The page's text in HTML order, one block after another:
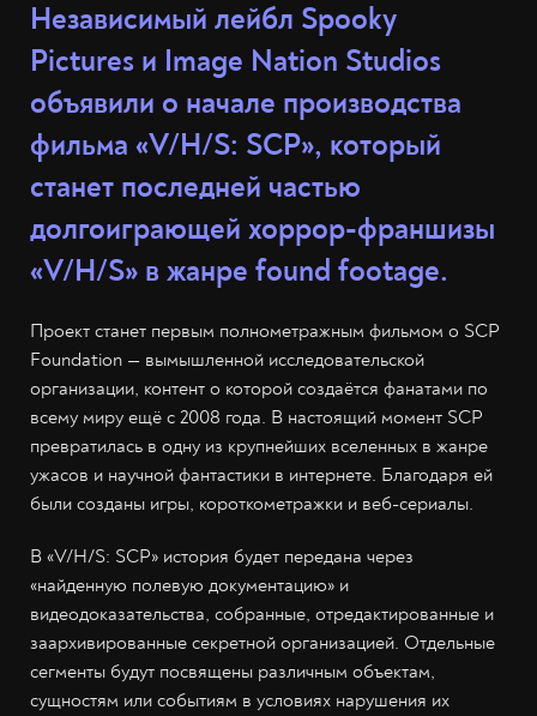
Независимый лейбл Spooky
Pictures и Image Nation Studios
объявили о начале производства
фильма «V/H/S: SCP», который
станет последней частью
долгоиграющей хоррор-франшизы
«V/H/S» в жанре found footage.
Проект станет первым полнометражным фильмом о SCP
Foundation — вымышленной исследовательской
организации, контент о которой создаётся фанатами по
всему миру ещё с 2008 года. В настоящий момент SCP
превратилась в одну из крупнейших вселенных в жанре
ужасов и научной фантастики в интернете. Благодаря ей
были созданы игры, короткометражки и веб-сериалы.
В «V/H/S: SCP» история будет передана через
«найденную полевую документацию» и
видеодоказательства, собранные, отредактированные и
заархивированные секретной организацией. Отдельные
сегменты будут посвящены различным объектам,
сущностям или событиям в условиях нарушения их